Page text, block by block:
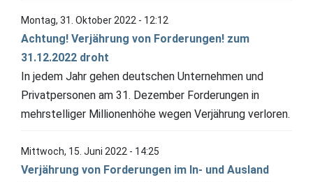
Montag, 31. Oktober 2022 - 12:12
Achtung! Verjährung von Forderungen! zum
31.12.2022 droht
In jedem Jahr gehen deutschen Unternehmen und
Privatpersonen am 31. Dezember Forderungen in
mehrstelliger Millionenhöhe wegen Verjährung verloren.
Mittwoch, 15. Juni 2022 - 14:25
Verjährung von Forderungen im In- und Ausland